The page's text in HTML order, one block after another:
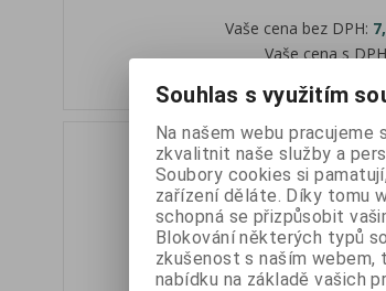
Vaše cena bez DPH:
Vaše cena s
Přidat do
ks
Souhlas s využitím
Na našem webu pracujeme
zkvalitnit naše služby a
Soubory cookies si
zařízení děláte. Díky tomu
schopná se přizpůsobit
Blokování některých typů
zkušenost s naším webem,
nabídku na základě vašich